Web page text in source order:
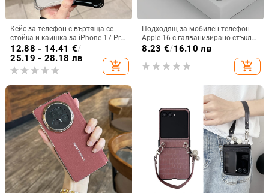
Кейс за телефон с въртяща се
стойка и каишка за iPhone 17 Pro
Max, 16, 15 и iPhone 11
12.88 - 14.41 €/
25.19 - 28.18 лв
add_shopping_cart
Подходящ за мобилен телефон
Apple 16 с галванизирано стъкло
и ослепителна течаща светлина,
семпъл iPhone 17 Pro, модерен и
лек луксозен 14 Plus.
8.23 €/16.10 лв
add_shopping_cart